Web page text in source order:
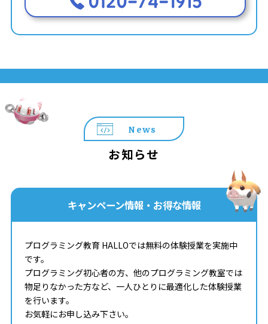
News
お知らせ
キャンペーン情報・お得な情報
プログラミング教育 HALLOでは無料の体験授業を実施中
です。
プログラミング初心者の方、他のプログラミング教室では
物足りなかった方など、一人ひとりに最適化した体験授業
を行います。
お気軽にお申し込み下さい。